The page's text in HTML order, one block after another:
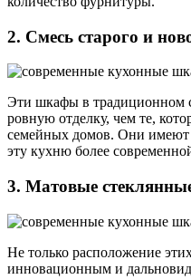
2. Смесь старого и
Эти шкафы в традиционном
ровную отделку, чем те,
семейных домов. Они имеют
эту кухню более
3. Матовые
Не только расположение
инновационным и